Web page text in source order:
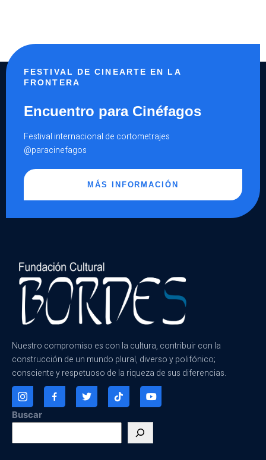
FESTIVAL DE CINEARTE EN LA
FRONTERA
Encuentro para Cinéfagos
Festival internacional de cortometrajes
@paracinefagos
MÁS INFORMACIÓN
Nuestro compromiso es con la cultura, contribuir con la
construcción de un mundo plural, diverso y polifónico;
consciente y respetuoso de la riqueza de sus diferencias.
Buscar